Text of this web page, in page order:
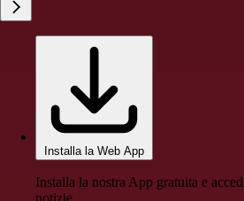
Installa la Web App
Installa la nostra App gratuita e
notizie